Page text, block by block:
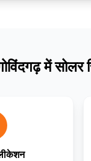
में सोलर